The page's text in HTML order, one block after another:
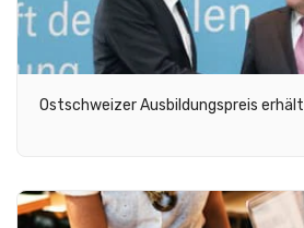
Ostschweizer Ausbildungspreis